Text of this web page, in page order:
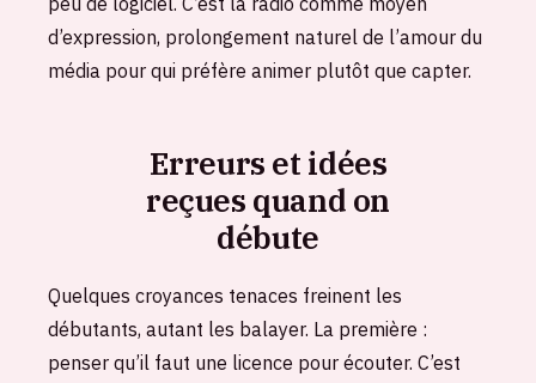
d’expression, prolongement naturel de l’amour du
média pour qui préfère animer plutôt que capter.
Erreurs et idées
reçues quand on
débute
Quelques croyances tenaces freinent les
débutants, autant les balayer. La première :
penser qu’il faut une licence pour écouter. C’est